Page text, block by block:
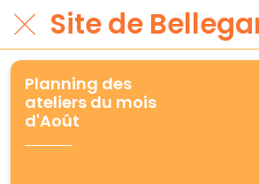
Site de
Planning des
ateliers du mois
d'Août